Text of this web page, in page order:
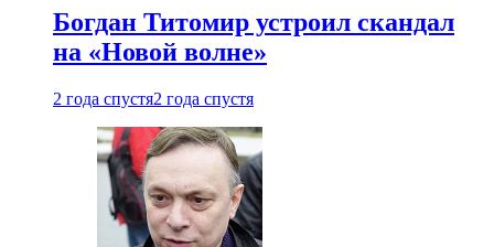
Богдан Титомир устроил скандал
на «Новой волне»
2 года спустя2 года спустя